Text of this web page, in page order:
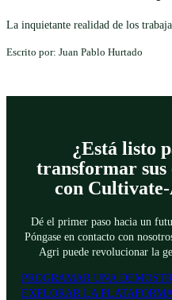
La inquietante realidad de los
Escrito por: Juan Pablo Hurtado
¿Está listo
transformar sus
con
Dé el primer paso hacia un
Póngase en contacto con
Agri puede revolucionar la
PROGRAMAR UNA
EXPLORAR LA PLATAFORMA